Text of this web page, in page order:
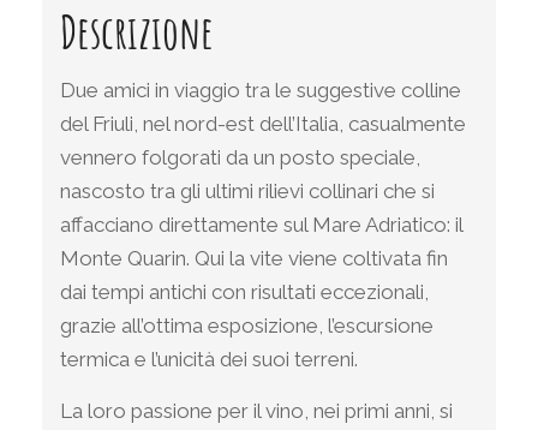
Descrizione
Due amici in viaggio tra le suggestive colline
del Friuli, nel nord-est dell’Italia, casualmente
vennero folgorati da un posto speciale,
nascosto tra gli ultimi rilievi collinari che si
affacciano direttamente sul Mare Adriatico: il
Monte Quarin. Qui la vite viene coltivata fin
dai tempi antichi con risultati eccezionali,
grazie all’ottima esposizione, l’escursione
termica e l’unicità dei suoi terreni.
La loro passione per il vino, nei primi anni, si